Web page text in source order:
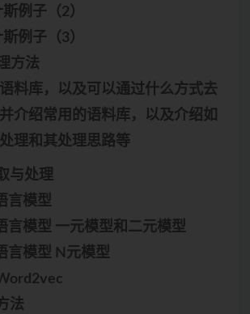
例子（2）
例子（3）
方法
料库，以及可以通过什么方式去
介绍常用的语料库，以及介绍如
理和其处理思路等
与处理
言模型
言模型 一元模型和二元模型
言模型 N元模型
法